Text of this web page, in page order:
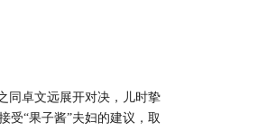
同卓文远展开对决，儿时挚
受“果子酱”夫妇的建议，取